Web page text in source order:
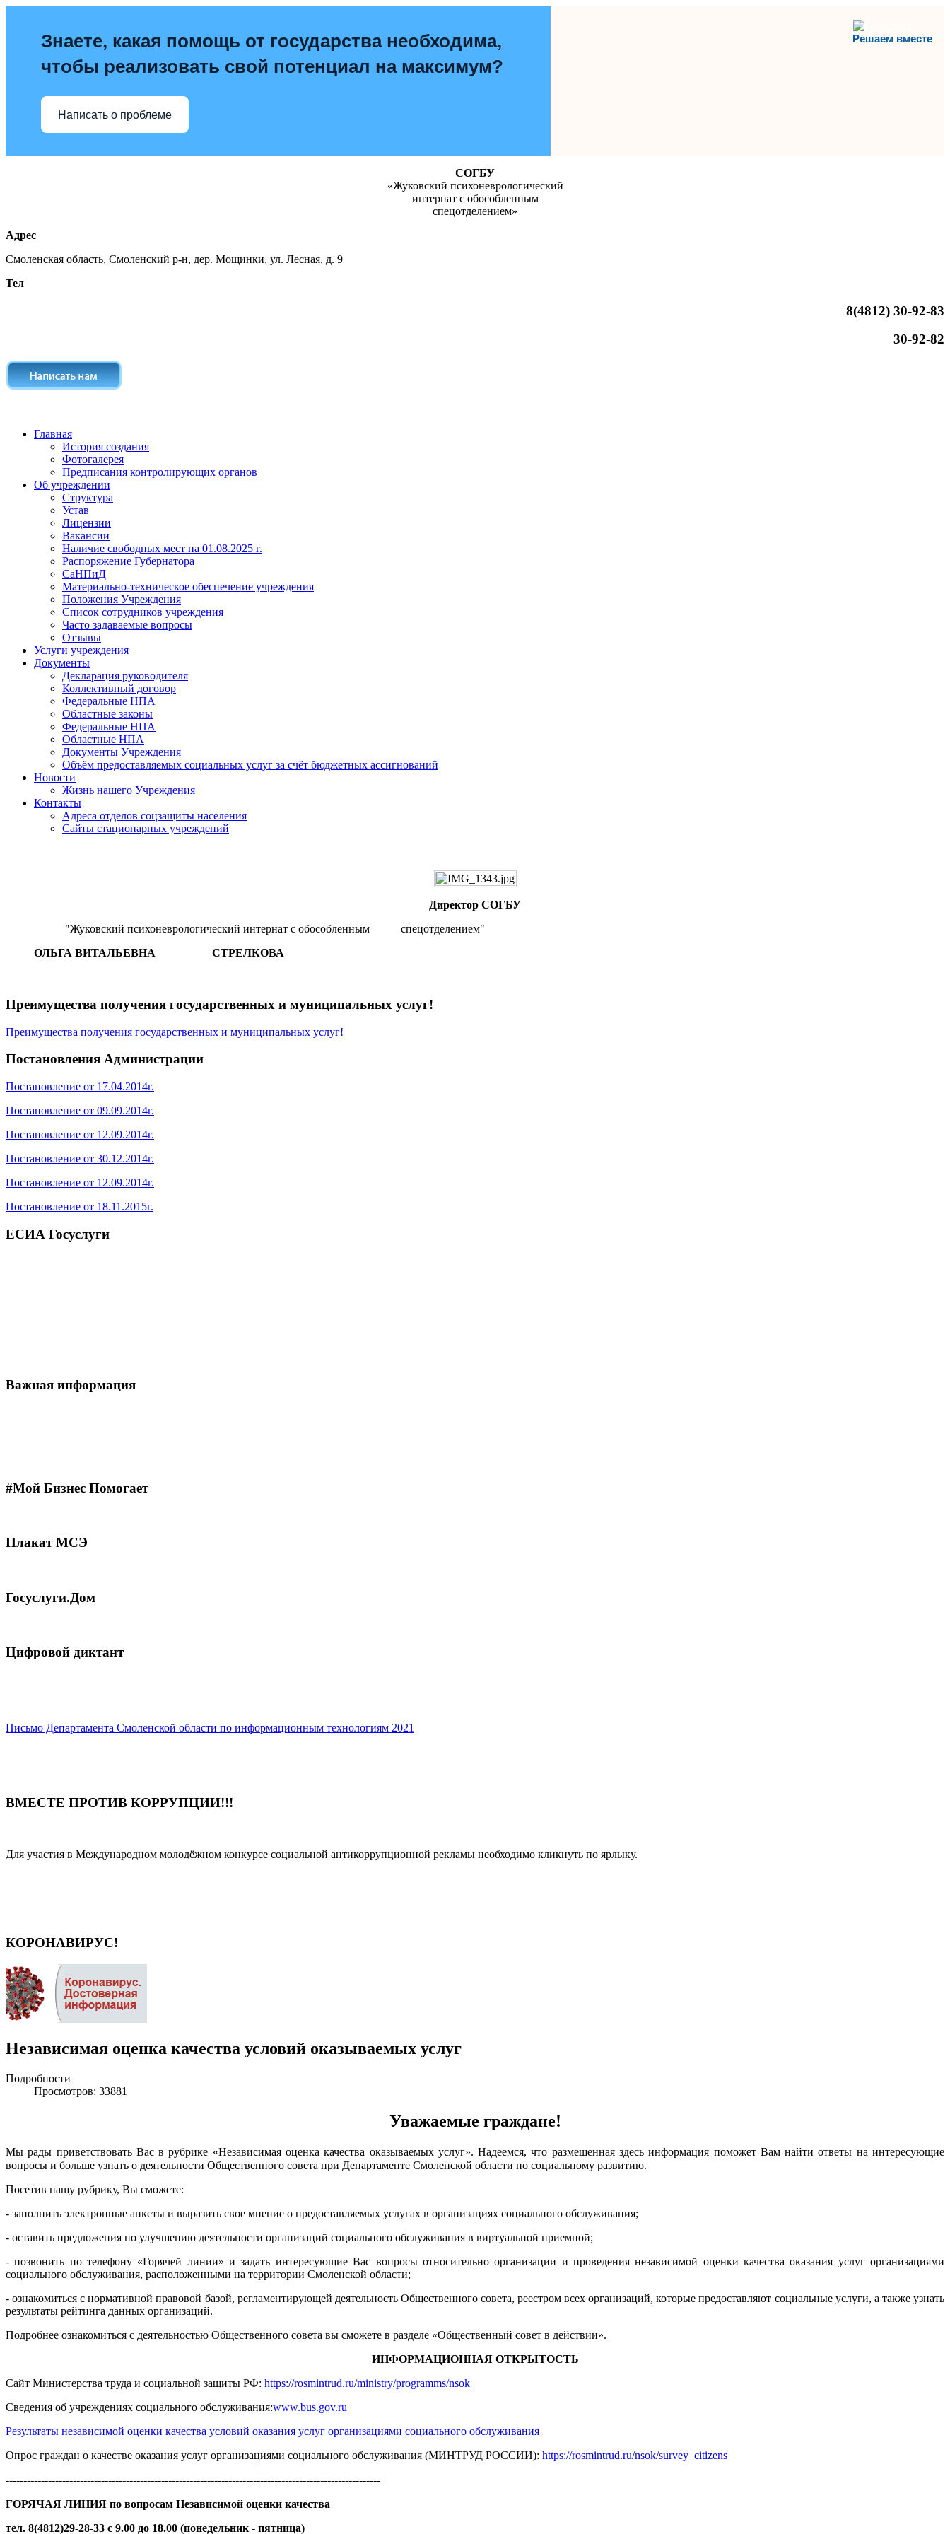
Решаем вместе
Знаете, какая помощь от государства необходима,
чтобы реализовать свой потенциал на максимум?
Написать о проблеме
СОГБУ
«Жуковский психоневрологический
интернат с обособленным
спецотделением»
Адрес
Смоленская область, Смоленский р-н, дер. Мощинки, ул. Лесная, д. 9
Тел
8(4812) 30-92-83
30-92-82
Главная
История создания
Фотогалерея
Предписания контролирующих органов
Об учреждении
Структура
Устав
Лицензии
Вакансии
Наличие свободных мест на 01.08.2025 г.
Распоряжение Губернатора
СаНПиД
Материально-техническое обеспечение учреждения
Положения Учреждения
Список сотрудников учреждения
Часто задаваемые вопросы
Отзывы
Услуги учреждения
Документы
Декларация руководителя
Коллективный договор
Федеральные НПА
Областные законы
Федеральные НПА
Областные НПА
Документы Учреждения
Объём предоставляемых социальных услуг за счёт бюджетных ассигнований
Новости
Жизнь нашего Учреждения
Контакты
Адреса отделов соцзащиты населения
Сайты стационарных учреждений
Директор СОГБУ
"Жуковский психоневрологический интернат с обособленным спецотделением"
ОЛЬГА ВИТАЛЬЕВНА СТРЕЛКОВА
Преимущества получения государственных и муниципальных услуг!
Преимущества получения государственных и муниципальных услуг!
Постановления Администрации
Постановление от 17.04.2014г.
Постановление от 09.09.2014г.
Постановление от 12.09.2014г.
Постановление от 30.12.2014г.
Постановление от 12.09.2014г.
Постановление от 18.11.2015г.
ЕСИА Госуслуги
Важная информация
#Мой Бизнес Помогает
Плакат МСЭ
Госуслуги.Дом
Цифровой диктант
Письмо Департамента Смоленской области по информационным технологиям 2021
ВМЕСТЕ ПРОТИВ КОРРУПЦИИ!!!
Для участия в Международном молодёжном конкурсе социальной антикоррупционной рекламы необходимо кликнуть по ярлыку.
КОРОНАВИРУС!
Независимая оценка качества условий оказываемых услуг
Подробности
Просмотров: 33881
Уважаемые граждане!
Мы рады приветствовать Вас в рубрике «Независимая оценка качества оказываемых услуг». Надеемся, что размещенная здесь информация поможет Вам найти ответы на интересующие
вопросы и больше узнать о деятельности Общественного совета при Департаменте Смоленской области по социальному развитию.
Посетив нашу рубрику, Вы сможете:
- заполнить электронные анкеты и выразить свое мнение о предоставляемых услугах в организациях социального обслуживания;
- оставить предложения по улучшению деятельности организаций социального обслуживания в виртуальной приемной;
- позвонить по телефону «Горячей линии» и задать интересующие Вас вопросы относительно организации и проведения независимой оценки качества оказания услуг организациями
социального обслуживания, расположенными на территории Смоленской области;
- ознакомиться с нормативной правовой базой, регламентирующей деятельность Общественного совета, реестром всех организаций, которые предоставляют социальные услуги, а также узнать
результаты рейтинга данных организаций.
Подробнее ознакомиться с деятельностью Общественного совета вы сможете в разделе «Общественный совет в действии».
ИНФОРМАЦИОННАЯ ОТКРЫТОСТЬ
Сайт Министерства труда и социальной защиты РФ: https://rosmintrud.ru/ministry/programms/nsok
Сведения об учреждениях социального обслуживания:www.bus.gov.ru
Результаты независимой оценки качества условий оказания услуг организациями социального обслуживания
Опрос граждан о качестве оказания услуг организациями социального обслуживания (МИНТРУД РОССИИ): https://rosmintrud.ru/nsok/survey_citizens
----------------------------------------------------------------------------------------------------------
ГОРЯЧАЯ ЛИНИЯ по вопросам Независимой оценки качества
тел. 8(4812)29-28-33 c 9.00 до 18.00 (понедельник - пятница)